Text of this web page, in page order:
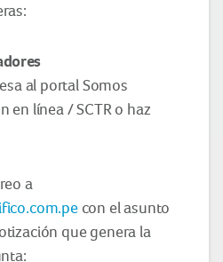
al portal Somos
en línea / SCTR o haz
a
con el asunto
que genera la